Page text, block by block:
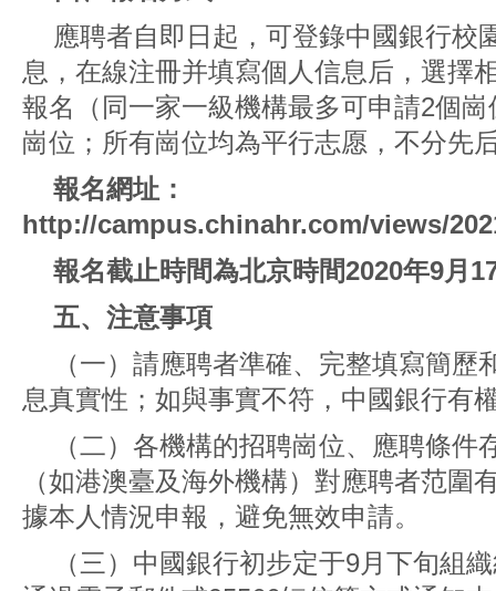
應聘者自即日起，可登錄中國銀行校
息，在線注冊并填寫個人信息后，選擇
報名（同一家一級機構最多可申請2個
崗位；所有崗位均為平行志愿，不分先
報名網址：
http://campus.chinahr.com/views/
報名截止時間為北京時間2020年9月
五、注意事項
（一）請應聘者準確、完整填寫簡
息真實性；如與事實不符，中國銀行有
（二）各機構的招聘崗位、應聘條
（如港澳臺及海外機構）對應聘者范圍
據本人情況申報，避免無效申請。
（三）中國銀行初步定于9月下旬組